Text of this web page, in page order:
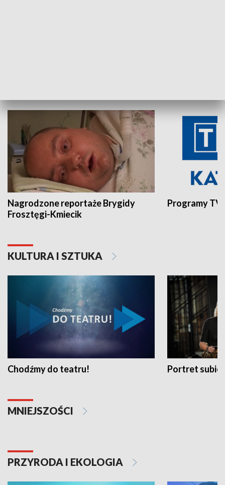
Nagrodzone reportaże Brygidy
Frosztęgi-Kmiecik
Programy
KULTURA I SZTUKA
Chodźmy do teatru! Portret
MNIEJSZOŚCI
PRZYRODA I EKOLOGIA